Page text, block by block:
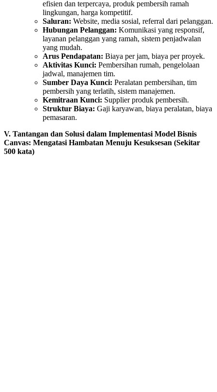
efisien dan terpercaya, produk pembersih ramah
lingkungan, harga kompetitif.
Saluran: Website, media sosial, referral dari pelanggan.
Hubungan Pelanggan: Komunikasi yang responsif,
layanan pelanggan yang ramah, sistem penjadwalan
yang mudah.
Arus Pendapatan: Biaya per jam, biaya per proyek.
Aktivitas Kunci: Pembersihan rumah, pengelolaan
jadwal, manajemen tim.
Sumber Daya Kunci: Peralatan pembersihan, tim
pembersih yang terlatih, sistem manajemen.
Kemitraan Kunci: Supplier produk pembersih.
Struktur Biaya: Gaji karyawan, biaya peralatan, biaya
pemasaran.
V. Tantangan dan Solusi dalam Implementasi Model Bisnis
Canvas: Mengatasi Hambatan Menuju Kesuksesan (Sekitar
500 kata)